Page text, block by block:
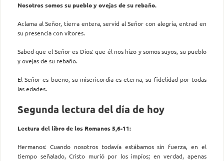
Nosotros somos su pueblo y ovejas de su rebaño.
Aclama al Señor, tierra entera, servid al Señor con alegría, entrad en
su presencia con vítores.
Sabed que el Señor es Dios: que él nos hizo y somos suyos, su pueblo
y ovejas de su rebaño.
El Señor es bueno, su misericordia es eterna, su fidelidad por todas
las edades.
Segunda lectura del día de hoy
Lectura del libro de los Romanos 5,6-11:
Hermanos: Cuando nosotros todavía estábamos sin fuerza, en el
tiempo señalado, Cristo murió por los impíos; en verdad, apenas